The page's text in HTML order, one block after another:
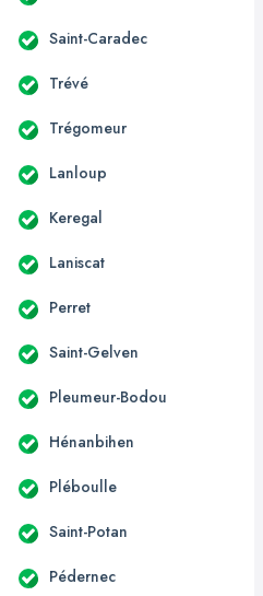
Saint-Caradec
Trévé
Trégomeur
Lanloup
Keregal
Laniscat
Perret
Saint-Gelven
Pleumeur-Bodou
Hénanbihen
Pléboulle
Saint-Potan
Pédernec